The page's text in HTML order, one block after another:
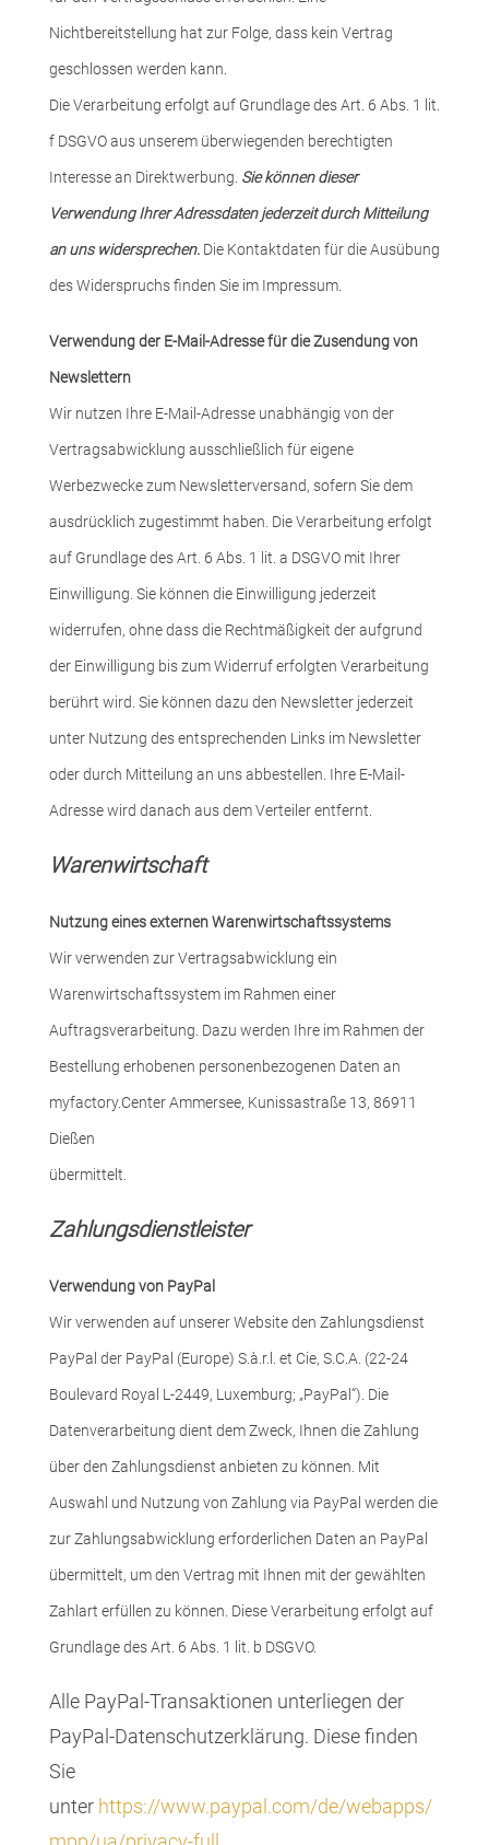
Nichtbereitstellung hat zur Folge, dass kein Vertrag
geschlossen werden kann.
Die Verarbeitung erfolgt auf Grundlage des Art. 6 Abs. 1 lit.
f DSGVO aus unserem überwiegenden berechtigten
Interesse an Direktwerbung. Sie können dieser
Verwendung Ihrer Adressdaten jederzeit durch Mitteilung
an uns widersprechen. Die Kontaktdaten für die Ausübung
des Widerspruchs finden Sie im Impressum.
Verwendung der E-Mail-Adresse für die Zusendung von
Newslettern
Wir nutzen Ihre E-Mail-Adresse unabhängig von der
Vertragsabwicklung ausschließlich für eigene
Werbezwecke zum Newsletterversand, sofern Sie dem
ausdrücklich zugestimmt haben. Die Verarbeitung erfolgt
auf Grundlage des Art. 6 Abs. 1 lit. a DSGVO mit Ihrer
Einwilligung. Sie können die Einwilligung jederzeit
widerrufen, ohne dass die Rechtmäßigkeit der aufgrund
der Einwilligung bis zum Widerruf erfolgten Verarbeitung
berührt wird. Sie können dazu den Newsletter jederzeit
unter Nutzung des entsprechenden Links im Newsletter
oder durch Mitteilung an uns abbestellen. Ihre E-Mail-
Adresse wird danach aus dem Verteiler entfernt.
Warenwirtschaft
Nutzung eines externen Warenwirtschaftssystems
Wir verwenden zur Vertragsabwicklung ein
Warenwirtschaftssystem im Rahmen einer
Auftragsverarbeitung. Dazu werden Ihre im Rahmen der
Bestellung erhobenen personenbezogenen Daten an
myfactory.Center Ammersee, Kunissastraße 13, 86911
Dießen
übermittelt.
Zahlungsdienstleister
Verwendung von PayPal
Wir verwenden auf unserer Website den Zahlungsdienst
PayPal der PayPal (Europe) S.à.r.l. et Cie, S.C.A. (22-24
Boulevard Royal L-2449, Luxemburg; „PayPal“). Die
Datenverarbeitung dient dem Zweck, Ihnen die Zahlung
über den Zahlungsdienst anbieten zu können. Mit
Auswahl und Nutzung von Zahlung via PayPal werden die
zur Zahlungsabwicklung erforderlichen Daten an PayPal
übermittelt, um den Vertrag mit Ihnen mit der gewählten
Zahlart erfüllen zu können. Diese Verarbeitung erfolgt auf
Grundlage des Art. 6 Abs. 1 lit. b DSGVO.
Alle PayPal-Transaktionen unterliegen der
PayPal-Datenschutzerklärung. Diese finden
Sie
unter https://www.paypal.com/de/webapps/